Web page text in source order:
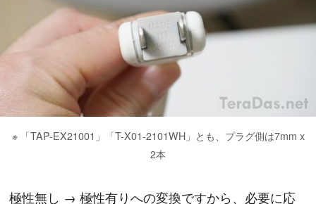
※ 「TAP-EX21001」「T-X01-2101WH」とも、プラグ側は7mm x
2本
極性無し → 極性有りへの変換ですから、必要に応